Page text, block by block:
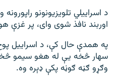
د اسراییلي تلویزیونونو
اوربند نافذ شوی وای، پر غزې
په همدې حال کې، د اسراییل
سهار څخه یې له هغو سیمو
وګړو ګڼه ګوڼه پکې ډېره وه.